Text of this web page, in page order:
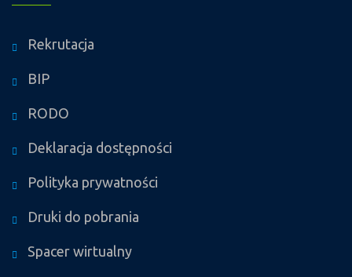
Rekrutacja
BIP
RODO
Deklaracja dostępności
Polityka prywatności
Druki do pobrania
Spacer wirtualny